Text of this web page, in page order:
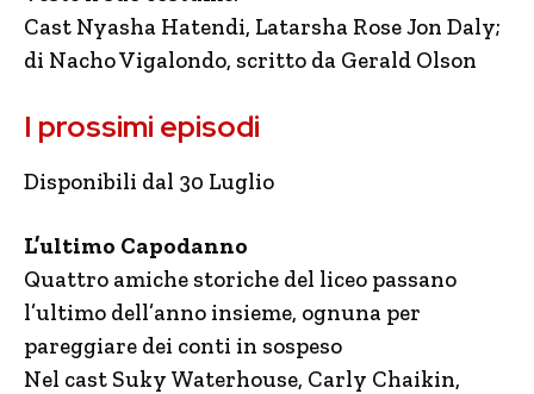
Cast Nyasha Hatendi, Latarsha Rose Jon Daly;
di Nacho Vigalondo, scritto da Gerald Olson
I prossimi episodi
Disponibili dal 30 Luglio
L’ultimo Capodanno
Quattro amiche storiche del liceo passano
l’ultimo dell’anno insieme, ognuna per
pareggiare dei conti in sospeso
Nel cast Suky Waterhouse, Carly Chaikin,